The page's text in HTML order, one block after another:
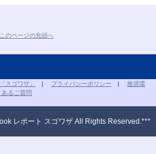
スゴワザ」 | プライバシーポリシー | 推奨環
あるご質問
レポート スゴワザ All Rights Reserved.***